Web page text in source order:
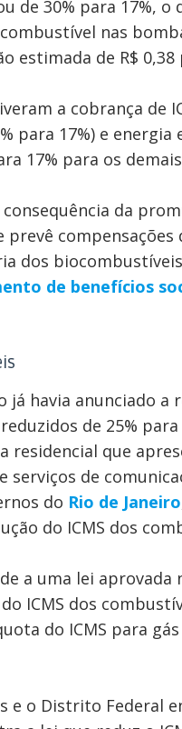
de 30% para 17%,
nas
estimada de R$
a cobrança de
para 17%) e
17% para os
da
compensações
dos
de benefícios
já havia anunciado
de 25%
residencial que
serviços de
do Rio de Janeiro
do ICMS dos
a uma lei
ICMS dos
do ICMS para
e o Distrito Federal